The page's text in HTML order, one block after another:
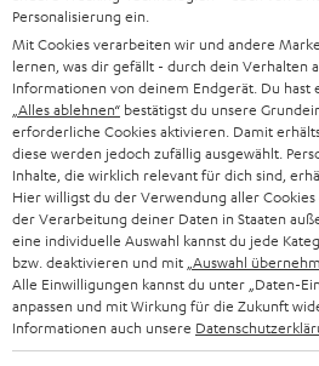
g
STEREO
SMART HOME
BLUETOOTH-LAUTSPRECHER
KOPFHÖRER
BLUETOOTH-KOPFHÖRER
STEREOANLAGEN
LAUTSPRECHER
PRESSE & MARKETING
GESCHÄFTSKUNDEN
PARTNERPROGRAMM
BLOG
NEWSLETTER
STORES
DEINE VORTEILE BEI TEUFEL
ÖSTERREICH
SCHWEIZ
NIEDERLANDE
BELGIEN
FRANKREICH
Personalisierung ein.
Mit Cookies verarbeiten wir und andere
lernen, was dir gefällt - durch dein Verhalten
Informationen von deinem Endgerät. Du hast
„Alles ablehnen“ bestätigst du unsere
erforderliche Cookies aktivieren. Damit
diese werden jedoch zufällig ausgewählt.
Inhalte, die wirklich relevant für dich sind,
Hier willigst du der Verwendung aller
der Verarbeitung deiner Daten in Staaten
eine individuelle Auswahl kannst du jede
bzw. deaktivieren und mit „Auswahl
Alle Einwilligungen kannst du unter „Daten-
anpassen und mit Wirkung für die Zukunft
Informationen auch unsere